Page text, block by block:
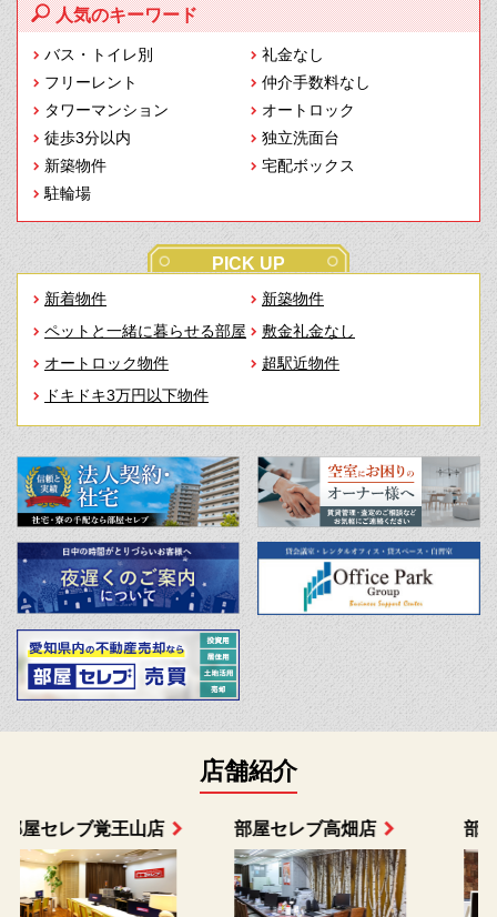
人気のキーワード
バス・トイレ別
礼金なし
フリーレント
仲介手数料なし
タワーマンション
オートロック
徒歩3分以内
独立洗面台
新築物件
宅配ボックス
駐輪場
PICK UP
新着物件
新築物件
ペットと一緒に暮らせる部屋
敷金礼金なし
オートロック物件
超駅近物件
ドキドキ3万円以下物件
店舗紹介
部屋セレブ上小田井店 部屋セレブ中村店